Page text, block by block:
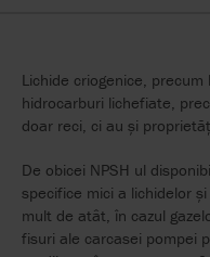
Lichide criogenice,
hidrocarburi lichefiate,
doar reci, ci au și
De obicei NPSH ul
specifice mici a lichidelor
mult de atât, în cazul
fisuri ale carcasei pompei